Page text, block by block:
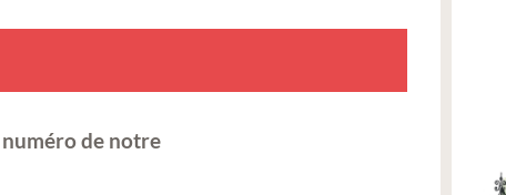
numéro de notre